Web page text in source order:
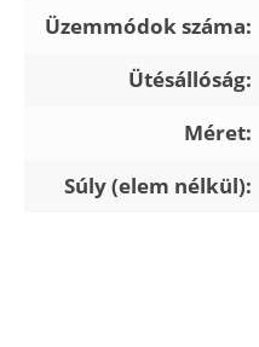
Üzemmódok száma:
Ütésállóság:
Méret:
Súly (elem nélkül):